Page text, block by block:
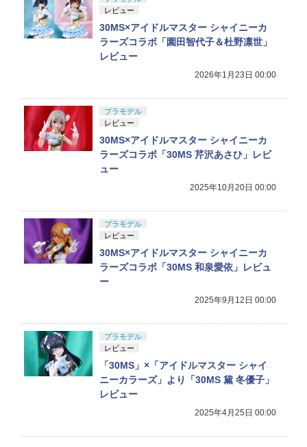
レビュー
30MS×アイドルマスター シャイニーカ
ラーズコラボ「園田智代子＆杜野凛世」
レビュー
2026年1月23日 00:00
プラモデル
レビュー
30MS×アイドルマスター シャイニーカ
ラーズコラボ「30MS 芹沢あさひ」レビ
ュー
2025年10月20日 00:00
プラモデル
レビュー
30MS×アイドルマスター シャイニーカ
ラーズコラボ「30MS 和泉愛依」レビュ
ー
2025年9月12日 00:00
プラモデル
レビュー
「30MS」×「アイドルマスター シャイ
ニーカラーズ」より「30MS 黛 冬優子」
レビュー
2025年4月25日 00:00